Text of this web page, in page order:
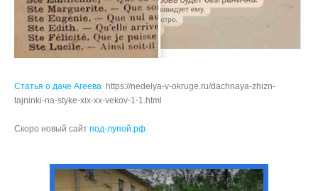
Статья о даче Агеева https://nedelya-v-okruge.ru/dachnaya-zhizn-
tajninki-na-styke-xix-xx-vekov-1-1.html
Скоро новый сайт под-лупой.рф